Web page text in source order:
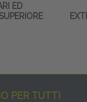
ED
PER TUTTI